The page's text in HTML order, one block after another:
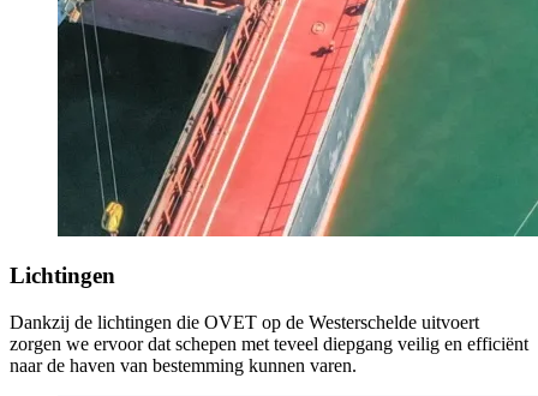
Lichtingen
Dankzij de lichtingen die OVET op de Westerschelde uitvoert
zorgen we ervoor dat schepen met teveel diepgang veilig en efficiënt
naar de haven van bestemming kunnen varen.